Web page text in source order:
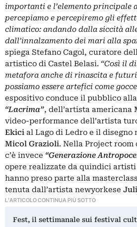
importanti e l’elemento principale
percepiamo e percepiremo gli
climatico: andando dalla siccità
dall’innalzamento dei mari alla
spiega Stefano Cagol, curatore
artistico di Castel Belasi. “Così il
metafora anche di rinascita e
possiamo essere artefici come
espositivo conduce il pubblico
“Lacrima”, dell’artista americana
video-performance dell’artista
Ekici al Lago di Ledro e il disegno
Micol Grazioli. Nella Project
c’è invece “Generazione
opere realizzate da quindici
hanno preso parte alla
tenuta dall’artista newyorkese
L'ARTICOLO CONTINUA PIÙ SOTTO
Fest, il settimanale sui festival